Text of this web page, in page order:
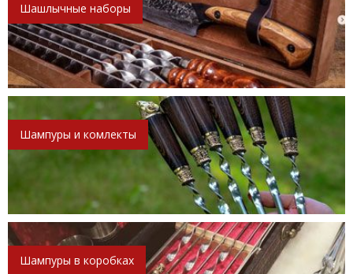
Шашлычные наборы
Шампуры и комлекты
Шампуры в коробках